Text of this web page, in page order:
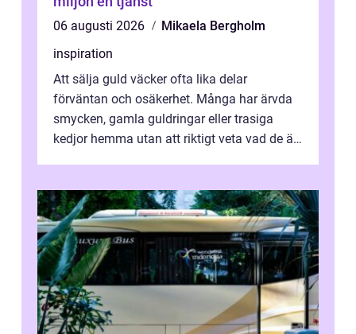
06 augusti 2026
Mikaela Bergholm
inspiration
Att sälja guld väcker ofta lika delar
förväntan och osäkerhet. Många har ärvda
smycken, gamla guldringar eller trasiga
kedjor hemma utan att riktigt veta vad de är